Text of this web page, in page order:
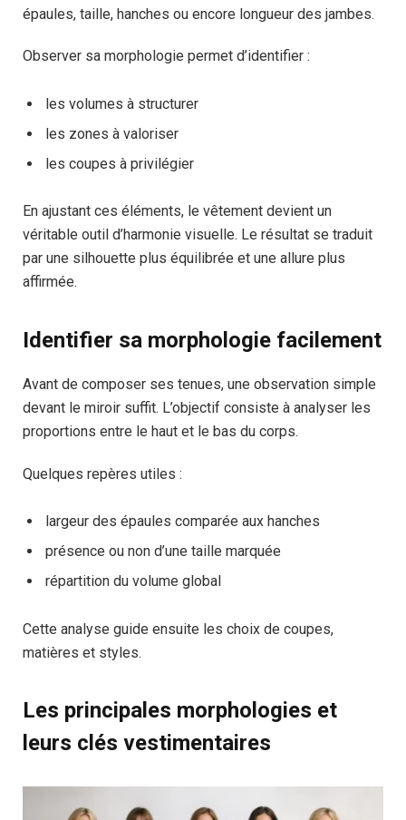
épaules, taille, hanches ou encore longueur des jambes.
Observer sa morphologie permet d’identifier :
les volumes à structurer
les zones à valoriser
les coupes à privilégier
En ajustant ces éléments, le vêtement devient un
véritable outil d’harmonie visuelle. Le résultat se traduit
par une silhouette plus équilibrée et une allure plus
affirmée.
Identifier sa morphologie facilement
Avant de composer ses tenues, une observation simple
devant le miroir suffit. L’objectif consiste à analyser les
proportions entre le haut et le bas du corps.
Quelques repères utiles :
largeur des épaules comparée aux hanches
présence ou non d’une taille marquée
répartition du volume global
Cette analyse guide ensuite les choix de coupes,
matières et styles.
Les principales morphologies et
leurs clés vestimentaires